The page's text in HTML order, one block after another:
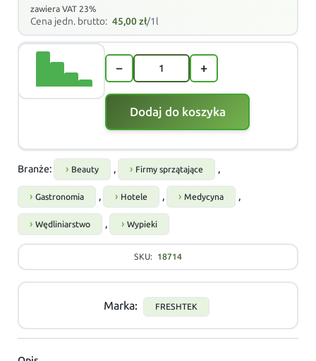
zawiera VAT 23%
Cena jedn. brutto: 45,00zł/1l
− +
Dodaj do koszyka
Branże: Beauty , Firmy sprzątające ,
Gastronomia , Hotele , Medycyna ,
Wędliniarstwo , Wypieki
SKU: 18714
Marka: FRESHTEK